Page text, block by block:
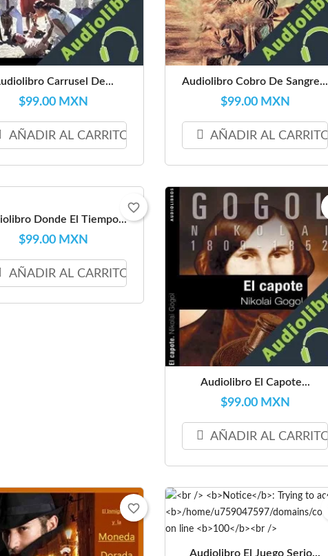
Carrusel De...
$99.00 MXN
AÑADIR AL CARRITO
Audiolibro Cobro De Sangre...
$99.00 MXN
AÑADIR AL CARRITO
Donde El Tiempo...
$99.00 MXN
AÑADIR AL CARRITO
favorite_border
Audiolibro El Capote...
$99.00 MXN
AÑADIR AL CARRITO
favorite_border
Audiolibro El Juego Serio...